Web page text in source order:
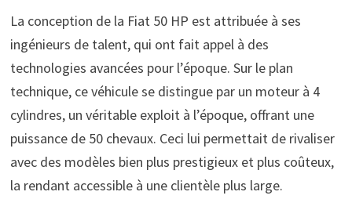
La conception de la Fiat 50 HP est attribuée à ses
ingénieurs de talent, qui ont fait appel à des
technologies avancées pour l’époque. Sur le plan
technique, ce véhicule se distingue par un moteur à 4
cylindres, un véritable exploit à l’époque, offrant une
puissance de 50 chevaux. Ceci lui permettait de rivaliser
avec des modèles bien plus prestigieux et plus coûteux,
la rendant accessible à une clientèle plus large.